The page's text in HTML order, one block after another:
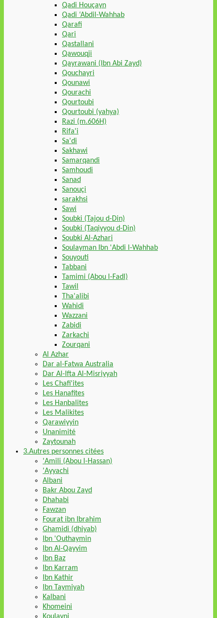
Qadi Houçayn
Qadi ‘Abdil-Wahhab
Qarafi
Qari
Qastallani
Qawouqji
Qayrawani (Ibn Abi Zayd)
Qouchayri
Qounawi
Qourachi
Qourtoubi
Qourtoubi (yahya)
Razi (m.606H)
Rifa'i
Sa'di
Sakhawi
Samarqandi
Samhoudi
Sanad
Sanouçi
sarakhsi
Sawi
Soubki (Tajou d-Din)
Soubki (Taqiyyou d-Din)
Soubki Al-Azhari
Soulayman Ibn 'Abdi l-Wahhab
Souyouti
Tabbani
Tamimi (Abou l-Fadl)
Tawil
Tha'alibi
Wahidi
Wazzani
Zabidi
Zarkachi
Zourqani
Al Azhar
Dar al-Fatwa Australia
Dar Al-Ifta Al-Misriyyah
Les Chafi'ites
Les Hanafites
Les Hanbalites
Les Malikites
Qarawiyyin
Unanimité
Zaytounah
3.Autres personnes citées
'Amili (Abou l-Hassan)
'Ayyachi
Albani
Bakr Abou Zayd
Dhahabi
Fawzan
Fourat ibn Ibrahim
Ghamidi (dhiyab)
Ibn 'Outhaymin
Ibn Al-Qayyim
Ibn Baz
Ibn Karram
Ibn Kathir
Ibn Taymiyah
Kalbani
Khomeini
Koulayni